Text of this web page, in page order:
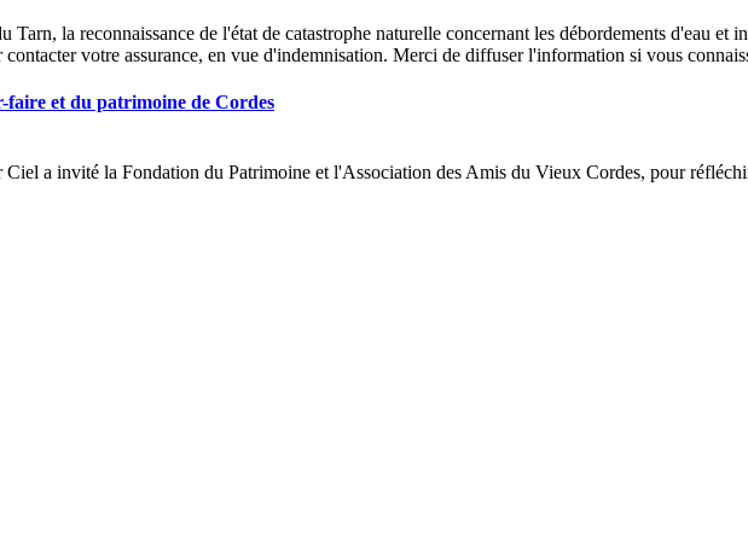
Tarn, la reconnaissance de l'état de catastrophe naturelle concernant les débordements d'eau
votre assurance, en vue d'indemnisation. Merci de diffuser l'information si vous
faire et du patrimoine de Cordes
a invité la Fondation du Patrimoine et l'Association des Amis du Vieux Cordes, pour